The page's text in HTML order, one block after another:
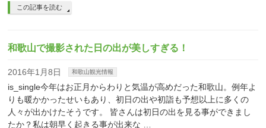
この記事を読む
和歌山で撮影された日の出が美しすぎる！
2016年1月8日 和歌山観光情報
is_single今年はお正月からわりと気温が高めだった和歌山。例年よ
りも暖かかったせいもあり、初日の出や初詣も予想以上に多くの
人々が出かけたそうです。 皆さんは初日の出を見る事ができまし
たか？私は朝早く起きる事が出来な …